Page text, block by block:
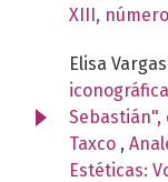
XIII,
Elisa
Sebastián",
Taxco ,
Estéticas: